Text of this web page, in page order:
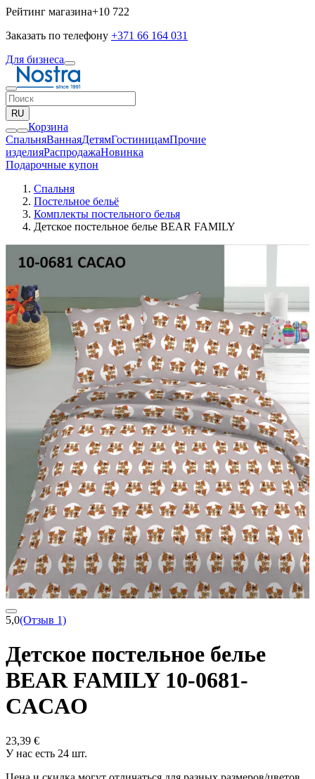
Рейтинг магазина+10 722
Заказать по телефону +371 66 164 031
Для бизнеса
RU
Корзина
СпальняВаннаяДетямГостиницамПрочие
изделияPаспродажаНовинка
Подарочные купон
Спальня
Постельное бельё
Комплекты постельного белья
Детское постельное белье BEAR FAMILY
5,0(Отзыв 1)
Детское постельное белье
BEAR FAMILY 10-0681-
CACAO
23,39 €
У нас есть 24 шт.